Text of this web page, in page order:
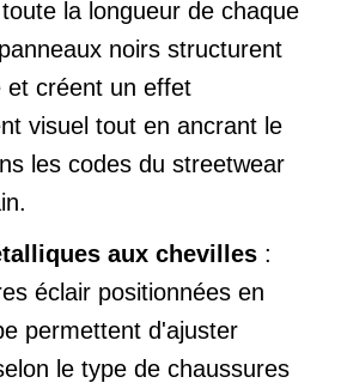
la longueur de chaque
noirs structurent
et créent un effet
visuel tout en ancrant le
les codes du streetwear
aux chevilles :
éclair positionnées en
permettent d'ajuster
le type de chaussures